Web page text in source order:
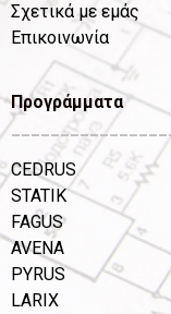
Σχετικά με εμάς
Επικοινωνία
Προγράμματα
CEDRUS
STATIK
FAGUS
AVENA
PYRUS
LARIX